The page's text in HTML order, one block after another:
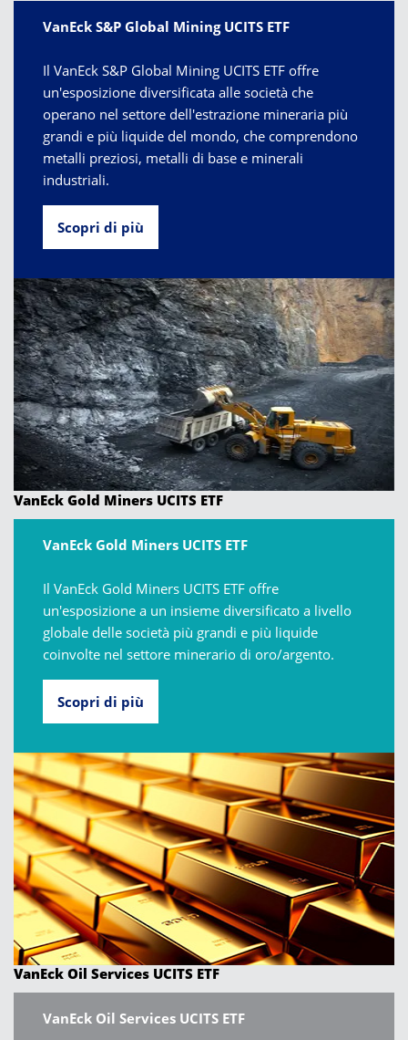
VanEck S&P Global Mining UCITS ETF
Il VanEck S&P Global Mining UCITS ETF offre
un'esposizione diversificata alle società che
operano nel settore dell'estrazione mineraria più
grandi e più liquide del mondo, che comprendono
metalli preziosi, metalli di base e minerali
industriali.
Scopri di più
VanEck Gold Miners UCITS ETF
VanEck Gold Miners UCITS ETF
Il VanEck Gold Miners UCITS ETF offre
un'esposizione a un insieme diversificato a livello
globale delle società più grandi e più liquide
coinvolte nel settore minerario di oro/argento.
Scopri di più
VanEck Oil Services UCITS ETF
VanEck Oil Services UCITS ETF